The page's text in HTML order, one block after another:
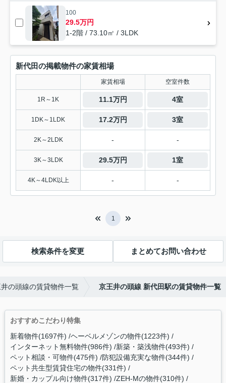
100
29.5万円
1-2階 / 73.10㎡ / 3LDK
新代田の掲載物件の家賃相場
家賃相場 空室件数
1R～1K 11.1万円 4室
1DK～1LDK 17.2万円 3室
2K～2LDK - -
3K～3LDK 29.5万円 1室
4K～4LDK以上 - -
1
検索条件を変更 まとめてお問い合わせ
の頭線の賃貸物件一覧 京王井の頭線 新代田駅の賃貸物件一覧
おすすめこだわり特集
新着物件(1697件) ヘーベルメゾンの物件(1223件)
インターネット無料物件(986件) 新築・築浅物件(493件)
ペット相談・可物件(475件) 防犯設備充実な物件(344件)
ペット共生型賃貸住宅の物件(331件)
新婚・カップル向け物件(317件) ZEH-Mの物件(310件)